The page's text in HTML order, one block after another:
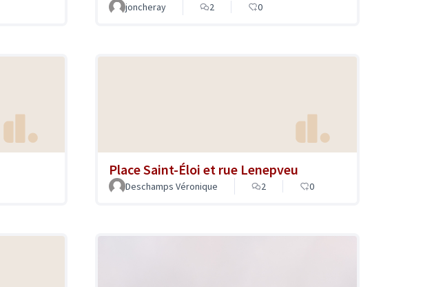
joncheray 2 0
Place Saint-Éloi et rue Lenepveu
Deschamps Véronique 2 0